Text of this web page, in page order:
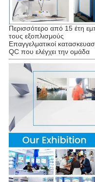
Περισσότερο από 15 έτη
τους εξοπλισμούς
Επαγγελματικοί
QC που ελέγχει την ομάδα